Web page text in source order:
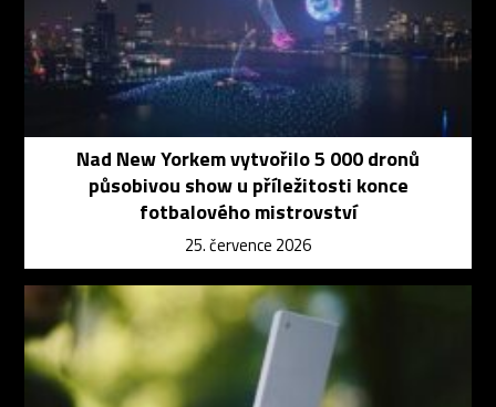
Nad New Yorkem vytvořilo 5 000 dronů
působivou show u příležitosti konce
fotbalového mistrovství
25. července 2026